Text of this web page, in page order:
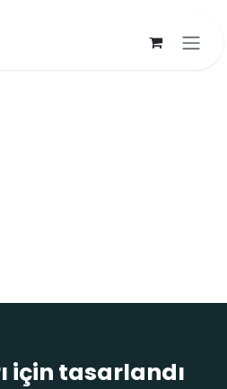
için tasarlandı